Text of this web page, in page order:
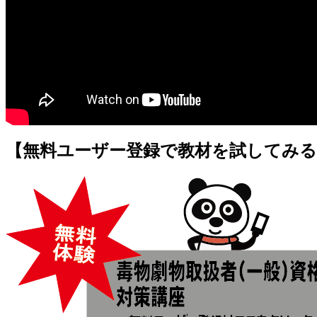
【無料ユーザー登録で教材を試してみ